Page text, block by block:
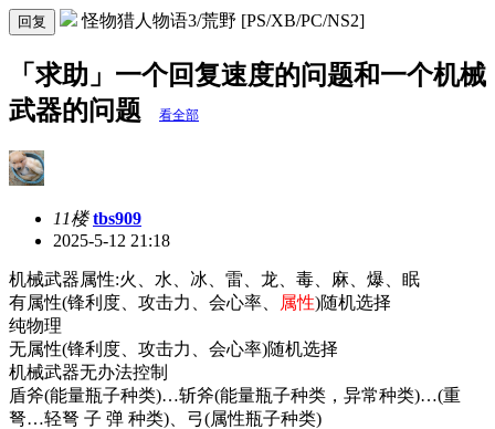
回复 怪物猎人物语3/荒野 [PS/XB/PC/NS2]
「求助」一个回复速度的问题和一个机械
武器的问题
看全部
11楼 tbs909
2025-5-12 21:18
机械武器属性:火、水、冰、雷、龙、毒、麻、爆、眠
有属性(锋利度、攻击力、会心率、
属性)随机选择
纯物理
无属性(锋利度、攻击力、会心率)随机选择
机械武器无办法控制
盾斧(能量瓶子种类)…斩斧(能量瓶子种类，异常种类)…(重
弩…轻弩 子 弹 种类)、弓(属性瓶子种类)